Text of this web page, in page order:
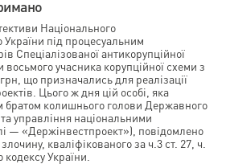
Національного
під процесуальним
Спеціалізованої антикорупційної
учасника корупційної схеми з
що призначались для реалізації
Цього ж дня цій особі, яка
колишнього голови Державного
управління національними
— «Держінвестпроект»), повідомлено
кваліфікованого за ч.3 ст. 27, ч.
України.